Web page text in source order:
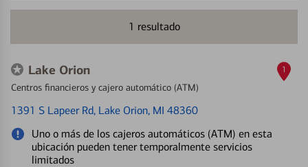
1 resultado
Lake Orion
Centros financieros y cajero automático (ATM)
1391 S Lapeer Rd, Lake Orion, MI 48360
Uno o más de los cajeros automáticos (ATM) en esta
ubicación pueden tener temporalmente servicios
limitados
1